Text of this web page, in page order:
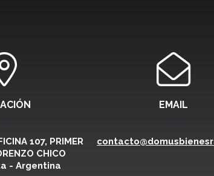
107, PRIMER
CHICO
- Argentina
EMAIL